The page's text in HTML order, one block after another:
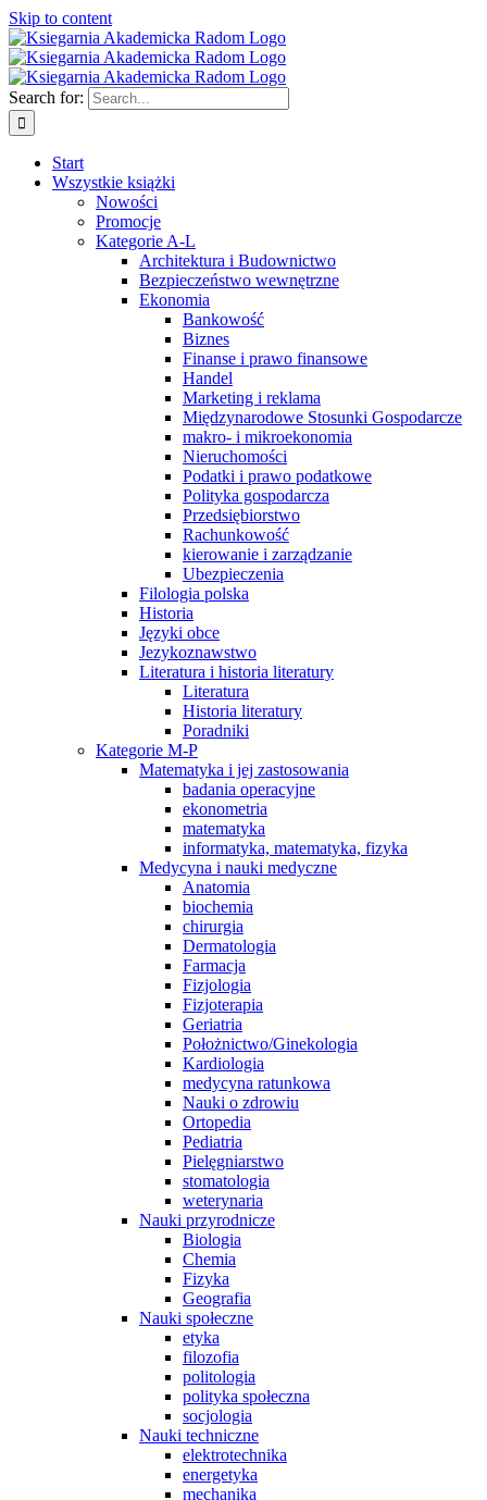
Skip to content
Search for:
Start
Wszystkie książki
Nowości
Promocje
Kategorie A-L
Architektura i Budownictwo
Bezpieczeństwo wewnętrzne
Ekonomia
Bankowość
Biznes
Finanse i prawo finansowe
Handel
Marketing i reklama
Międzynarodowe Stosunki Gospodarcze
makro- i mikroekonomia
Nieruchomości
Podatki i prawo podatkowe
Polityka gospodarcza
Przedsiębiorstwo
Rachunkowość
kierowanie i zarządzanie
Ubezpieczenia
Filologia polska
Historia
Języki obce
Jezykoznawstwo
Literatura i historia literatury
Literatura
Historia literatury
Poradniki
Kategorie M-P
Matematyka i jej zastosowania
badania operacyjne
ekonometria
matematyka
informatyka, matematyka, fizyka
Medycyna i nauki medyczne
Anatomia
biochemia
chirurgia
Dermatologia
Farmacja
Fizjologia
Fizjoterapia
Geriatria
Położnictwo/Ginekologia
Kardiologia
medycyna ratunkowa
Nauki o zdrowiu
Ortopedia
Pediatria
Pielęgniarstwo
stomatologia
weterynaria
Nauki przyrodnicze
Biologia
Chemia
Fizyka
Geografia
Nauki społeczne
etyka
filozofia
politologia
polityka społeczna
socjologia
Nauki techniczne
elektrotechnika
energetyka
mechanika